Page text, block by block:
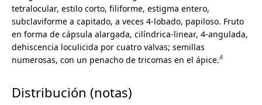
tetralocular, estilo corto, filiforme, estigma entero,
subclaviforme a capitado, a veces 4-lobado, papiloso. Fruto
en forma de cápsula alargada, cilíndrica-linear, 4-angulada,
dehiscencia loculicida por cuatro valvas; semillas
numerosas, con un penacho de tricomas en el ápice.A
Distribución (notas)
Melastomataceae
Meliaceae
Menispermaceae
Menyanthaceae
Metteniusaceae
Molluginaceae